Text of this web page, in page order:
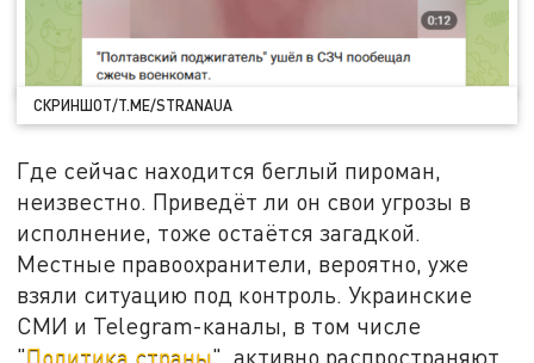
СКРИНШОТ/T.ME/STRANAUA
Где сейчас находится беглый пироман,
неизвестно. Приведёт ли он свои угрозы в
исполнение, тоже остаётся загадкой.
Местные правоохранители, вероятно, уже
взяли ситуацию под контроль. Украинские
СМИ и Telegram-каналы, в том числе
"Политика страны", активно распространяют